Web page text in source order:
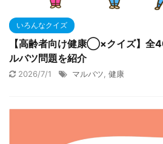
いろんなクイズ
【高齢者向け健康◯×クイズ】全
ルバツ問題を紹介
2026/7/1 マルバツ 健康